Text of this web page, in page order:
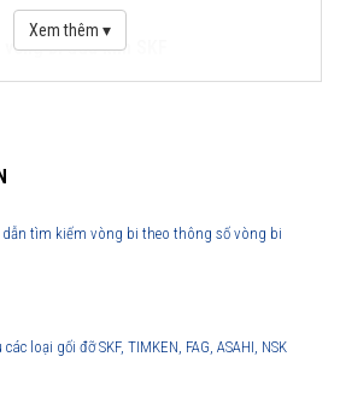
bi đũa kim SKF
tải trọng lớn.
tiêu chuẩn chất lượng quốc tế.
hiệu quả, ổn định tại những điều kiện làm
loại, kích cỡ, đáp ứng được mọi nhu cầu về
trong đời sống.
Xem thêm ▾
dẫn tìm kiếm vòng bi theo thông số vòng bi
các loại gối đỡ SKF, TIMKEN, FAG, ASAHI, NSK